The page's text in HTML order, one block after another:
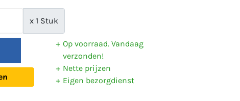
x 1 Stuk
Op voorraad. Vandaag
verzonden!
Nette prijzen
Eigen bezorgdienst